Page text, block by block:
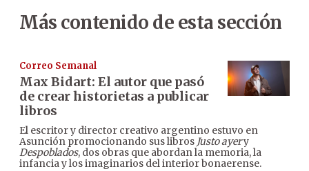
Más contenido de esta sección
Correo Semanal
Max Bidart: El autor que pasó
de crear historietas a publicar
libros
El escritor y director creativo argentino estuvo en
Asunción promocionando sus libros Justo ayery
Despoblados, dos obras que abordan la memoria, la
infancia y los imaginarios del interior bonaerense.